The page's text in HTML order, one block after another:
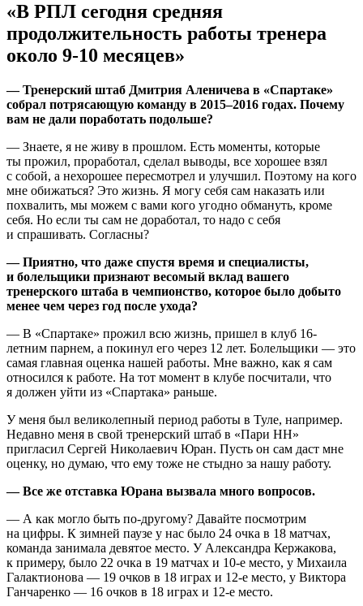
«В РПЛ сегодня средняя
продолжительность работы тренера
около 9-10 месяцев»
— Тренерский штаб Дмитрия Аленичева в «Спартаке»
собрал потрясающую команду в 2015–2016 годах. Почему
вам не дали поработать подольше?
— Знаете, я не живу в прошлом. Есть моменты, которые
ты прожил, проработал, сделал выводы, все хорошее взял
с собой, а нехорошее пересмотрел и улучшил. Поэтому на кого
мне обижаться? Это жизнь. Я могу себя сам наказать или
похвалить, мы можем с вами кого угодно обмануть, кроме
себя. Но если ты сам не доработал, то надо с себя
и спрашивать. Согласны?
— Приятно, что даже спустя время и специалисты,
и болельщики признают весомый вклад вашего
тренерского штаба в чемпионство, которое было добыто
менее чем через год после ухода?
— В «Спартаке» прожил всю жизнь, пришел в клуб 16-
летним парнем, а покинул его через 12 лет. Болельщики — это
самая главная оценка нашей работы. Мне важно, как я сам
относился к работе. На тот момент в клубе посчитали, что
я должен уйти из «Спартака» раньше.
У меня был великолепный период работы в Туле, например.
Недавно меня в свой тренерский штаб в «Пари НН»
пригласил Сергей Николаевич Юран. Пусть он сам даст мне
оценку, но думаю, что ему тоже не стыдно за нашу работу.
— Все же отставка Юрана вызвала много вопросов.
— А как могло быть по-другому? Давайте посмотрим
на цифры. К зимней паузе у нас было 24 очка в 18 матчах,
команда занимала девятое место. У Александра Кержакова,
к примеру, было 22 очка в 19 матчах и 10-е место, у Михаила
Галактионова — 19 очков в 18 играх и 12-е место, у Виктора
Ганчаренко — 16 очков в 18 играх и 12-е место.